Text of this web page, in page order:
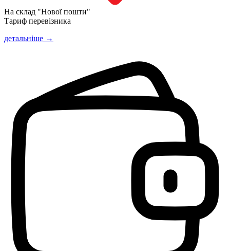
На склад "Нової пошти"
Тариф перевізника
детальніше →